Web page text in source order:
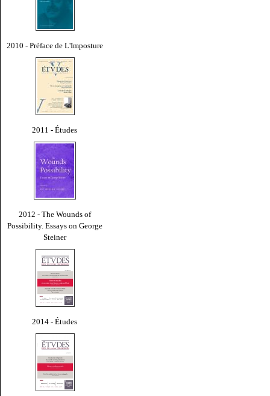
2010 - Préface de L'Imposture
2011 - Études
2012 - The Wounds of
Possibility. Essays on George
Steiner
2014 - Études